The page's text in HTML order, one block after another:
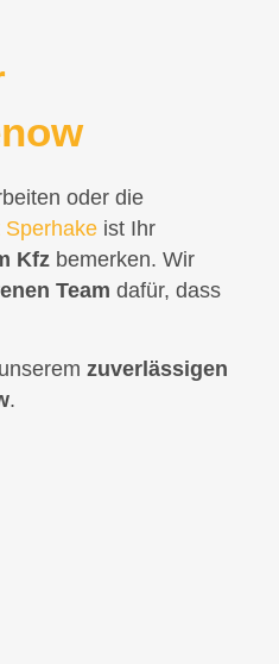
oder die
ist Ihr
Kfzbemerken. Wir
Team dafür, dass
zuverlässigen
.